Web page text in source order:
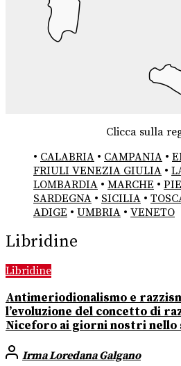
Clicca sulla
• CALABRIA • CAMPANIA •
FRIULI VENEZIA GIULIA •
LOMBARDIA • MARCHE •
SARDEGNA • SICILIA •
ADIGE • UMBRIA • VENETO
Libridine
Libridine
Antimeriodionalismo e
l’evoluzione del concetto di
Niceforo ai giorni nostri
Irma Loredana Galgano